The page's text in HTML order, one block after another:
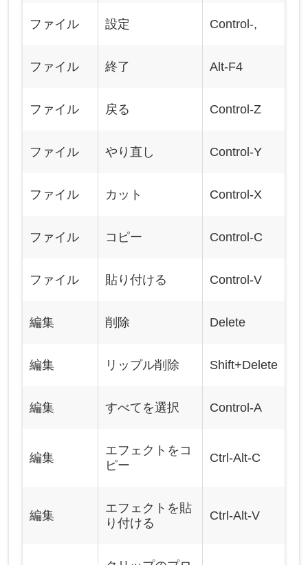
ファイル 設定 Control-,
ファイル 終了 Alt-F4
ファイル 戻る Control-Z
ファイル やり直し Control-Y
ファイル カット Control-X
ファイル コピー Control-C
ファイル 貼り付ける Control-V
編集 削除 Delete
編集 リップル削除 Shift+Delete
編集 すべてを選択 Control-A
編集
エフェクトをコ
ピー
Ctrl-Alt-C
編集
エフェクトを貼
り付ける
Ctrl-Alt-V